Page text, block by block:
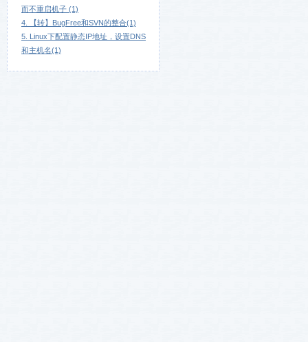
而不重启机子 (1)
4. 【转】BugFree和SVN的整合(1)
5. Linux下配置静态IP地址，设置DNS
和主机名(1)